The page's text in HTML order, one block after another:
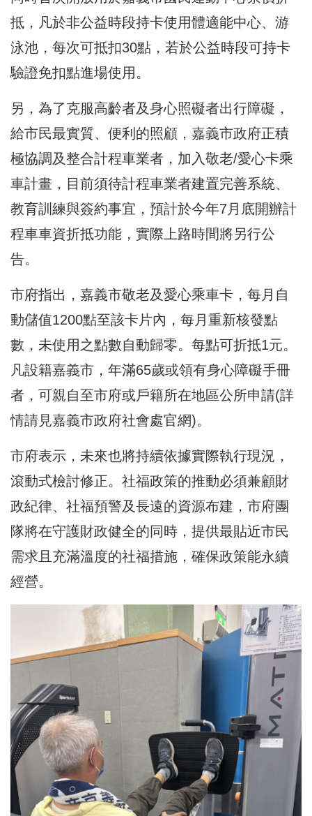
抵，凡於非公益時段持卡使用體適能中心、游
泳池，每次可抵扣30點，若於公益時段可持卡
驗證免扣點進場使用。
另，為了克服高齡者及身心照礙者出行障礙，
給市民最實質、便利的照顧，嘉義市政府正積
極協調及整合計程車業者，加入敬老/愛心卡乘
車計畫，目前須待計程車業者建置完善系統、
教育訓練與簽約事宜，預計於今年7月底開辦計
程車車資折抵功能，實際上路時間將另行公
告。
市府指出，嘉義市敬老及愛心乘車卡，每月自
動儲值1200點至該卡片內，每月重新核發點
數，未使用之點數自動歸零。每點可折抵1元。
凡設籍嘉義市，年滿65歲或領有身心障礙手冊
者，可親自至市府或戶籍所在地區公所申請(詳
情請見嘉義市政府社會處官網)。
市府表示，未來也將持續依據實際執行現況，
滾動式檢討修正。社福政策的推動必須兼顧財
政紀律、社福預警及長遠的資源布建，市府團
隊將在守護財政健全的同時，提供最貼近市民
需求且充滿溫度的社福措施，確保政策能永續
經營。